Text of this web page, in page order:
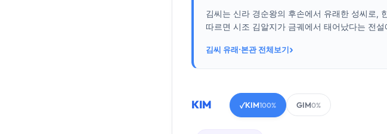
김씨는 신라 경순왕의 후손에서 유래한 성씨로,
따르면 시조 김알지가 금궤에서 태어났다는 전
김씨 유래·본관 전체보기›
KIM ✓KIM100% GIM0%